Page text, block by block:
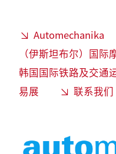
Automechanika
（伊斯坦布尔）国
韩国国际铁路及交通
易展
联系我们